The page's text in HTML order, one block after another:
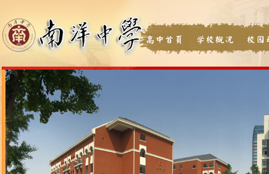
高中首页 学校概况 校园